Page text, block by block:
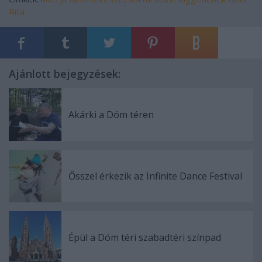
Rita
Ajánlott bejegyzések:
Akárki a Dóm téren
Ősszel érkezik az Infinite Dance Festival
Épül a Dóm téri szabadtéri színpad